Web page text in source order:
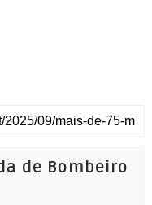
de Bombeiro